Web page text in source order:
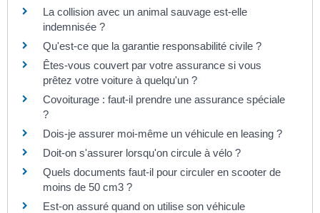
La collision avec un animal sauvage est-elle
indemnisée ?
Qu'est-ce que la garantie responsabilité civile ?
Êtes-vous couvert par votre assurance si vous
prêtez votre voiture à quelqu'un ?
Covoiturage : faut-il prendre une assurance spéciale
?
Dois-je assurer moi-même un véhicule en leasing ?
Doit-on s'assurer lorsqu'on circule à vélo ?
Quels documents faut-il pour circuler en scooter de
moins de 50 cm3 ?
Est-on assuré quand on utilise son véhicule